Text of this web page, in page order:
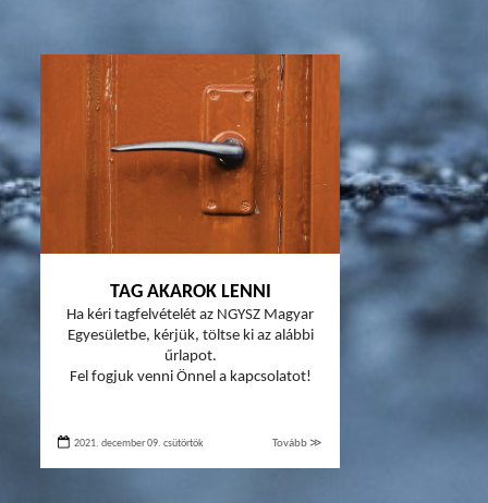
TAG AKAROK LENNI
Ha kéri tagfelvételét az NGYSZ Magyar
Egyesületbe, kérjük, töltse ki az alábbi
űrlapot.
Fel fogjuk venni Önnel a kapcsolatot!
2021. december 09. csütörtök Tovább ≫